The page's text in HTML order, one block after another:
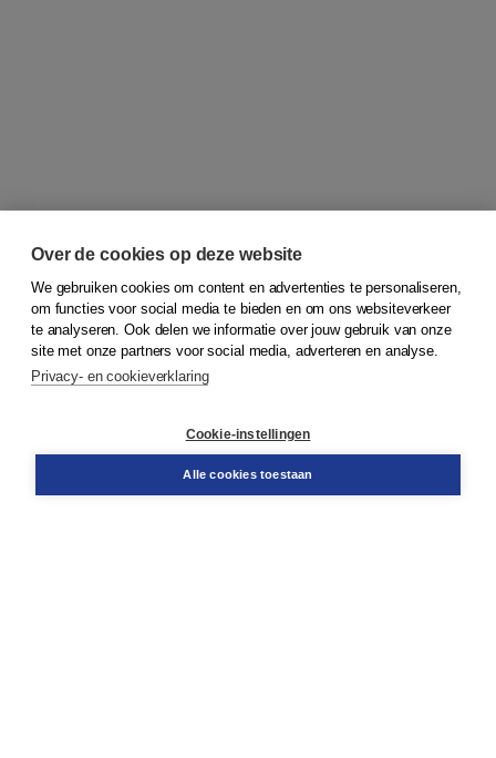
© 2026Koninklijke Boom uitgevers
Bestellen
Over de cookies op deze website
We gebruiken cookies om content en advertenties te personaliseren,
om functies voor social media te bieden en om ons websiteverkeer
te analyseren. Ook delen we informatie over jouw gebruik van onze
site met onze partners voor social media, adverteren en analyse.
Privacy- en cookieverklaring
Cookie-instellingen
Alle cookies toestaan